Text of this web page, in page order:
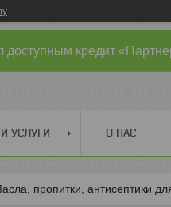
доступным кредит
УСЛУГИ О НАС
пропитки, антисептики